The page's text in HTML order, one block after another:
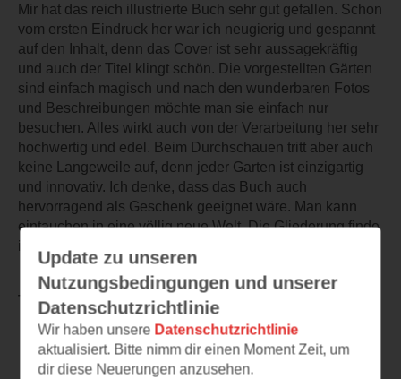
Mir hat das reich illustrierte Buch sehr gut gefallen. Schon
vom ersten Eindruck her war ich neugierig und gespannt
auf den Inhalt, denn das Cover ist sehr aussagekräftig
und auch der Titel klingt schön. Die vorgestellten Gärten
sind einfach magisch und nach den wunderbaren Fotos
und Beschreibungen möchte man sie einfach nur
besuchen. Alles wirkt auch von der Verarbeitung her sehr
hochwertig und edel. Beim Durchschauen tritt aber auch
keine Langeweile auf, denn jeder Garten ist einzigartig
und innovativ. Ich denke, dass das Buch auch
hervorragend als Geschenk geeignet wäre. Man kann
eintauchen in eine völlig neue Welt. Die Gliederung finde
ich ebenfalls gelungen. Sehr empfehlenswert.
TEILEN
Weitere Rezensionen
Update zu unseren
Nutzungsbedingungen und unserer
Datenschutzrichtlinie
Wir haben unsere Datenschutzrichtlinie
aktualisiert. Bitte nimm dir einen Moment Zeit, um
dir diese Neuerungen anzusehen.